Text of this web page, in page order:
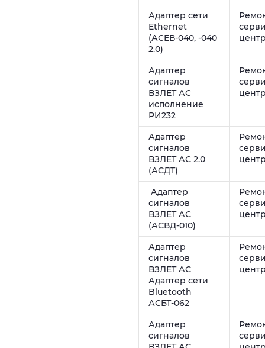
Адаптер сети
Ethernet
(АСЕВ-040, -040
2.0)
Адаптер
сигналов
ВЗЛЕТ АС
исполнение
РИ232
Адаптер
сигналов
ВЗЛЕТ АС 2.0
(АСДТ)
Адаптер
сигналов
ВЗЛЕТ АС
(АСВД-010)
Адаптер
сигналов
ВЗЛЕТ АС
Адаптер сети
Bluetooth
АСБТ-062
Адаптер
сигналов